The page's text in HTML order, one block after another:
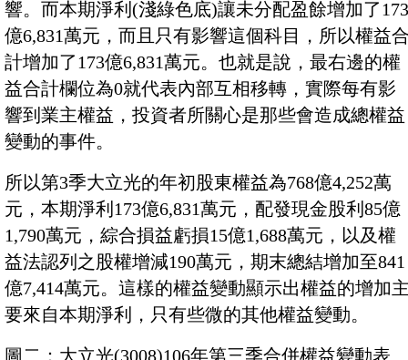
響。而本期淨利(淺綠色底)讓未分配盈餘增加了173
億6,831萬元，而且只有影響這個科目，所以權益
計增加了173億6,831萬元。也就是說，最右邊的權
益合計欄位為0就代表內部互相移轉，實際每有影
響到業主權益，投資者所關心是那些會造成總權益
變動的事件。
所以第3季大立光的年初股東權益為768億4,252萬
元，本期淨利173億6,831萬元，配發現金股利85億
1,790萬元，綜合損益虧損15億1,688萬元，以及權
益法認列之股權增減190萬元，期末總結增加至841
億7,414萬元。這樣的權益變動顯示出權益的增加
要來自本期淨利，只有些微的其他權益變動。
圖二：大立光(3008)106年第三季合併權益變動表